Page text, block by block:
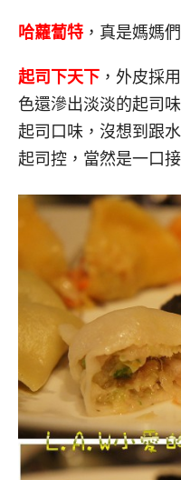
哈蘿蔔特 ，真是媽媽
起司下天下 ，外皮採
色還滲出淡淡的起司
起司口味，沒想到跟
起司控，當然是一口